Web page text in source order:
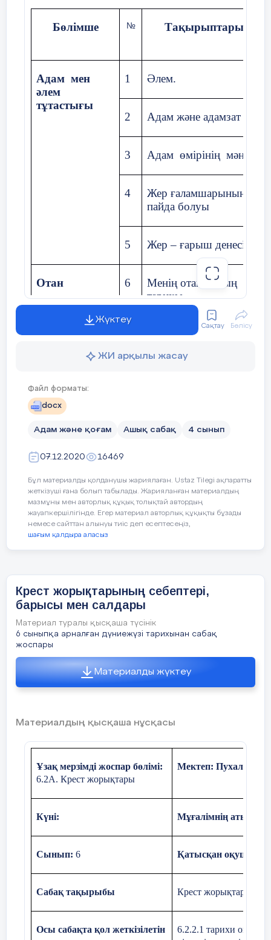
Бөлімше № Тақырыптары
Адам мен
әлем
тұтастығы
1 Әлем.
2 Адам және адамзат
3 Адам өмірінің мәні
4
Жер ғаламшарының
пайда болуы
5 Жер – ғарыш денесі
Отан 6
Менің отанымның
тарихы
7
Менің отанымның
9 Қазақстанға саяхат
Қазақстанның
географиясы
Республикасының
мемлекеттік рәміздері
11 Қазақстан картасы
13
Қазақстан
халқы
14
Қазақстан достық
мекені
Қазақстанның
16 Ежелгі қалалар
17
Табиғат және
адам
Табиғи қоршаған орта.
Табиғат байлығы
Қоршаған ортаның
ластануы.
Жүктеу
Сақтау Бөлісу
ЖИ арқылы жасау
Файл форматы:
docx
Адам және қоғам Ашық сабақ 4 сынып
07.12.2020 16469
Бұл материалды қолданушы жариялаған. Ustaz Tilegi ақпаратты
жеткізуші ғана болып табылады. Жарияланған материалдың
мазмұны мен авторлық құқық толықтай автордың
жауапкершілігінде. Егер материал авторлық құқықты бұзады
немесе сайттан алынуы тиіс деп есептесеңіз,
шағым қалдыра аласыз
Крест жорықтарының себептері,
барысы мен салдары
Материал туралы қысқаша түсінік
6 сыныпқа арналған дүниежүзі тарихынан сабақ
жоспары
Материалды жүктеу
Материалдың қысқаша нұсқасы
Ұзақ мерзімді жоспар бөлімі:
6.2А. Крест жорықтары
Мектеп: Пухальск
Күні: Мұғалімнің аты-
Сынып: 6 Қатысқан
Сабақ тақырыбы Крест жорықтарының
Осы сабақта қол жеткізілетін
6.2.2.1 тарихи